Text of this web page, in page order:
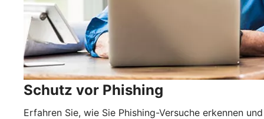
Schutz vor Phishing
Erfahren Sie, wie Sie Phishing-Versuche erkennen und